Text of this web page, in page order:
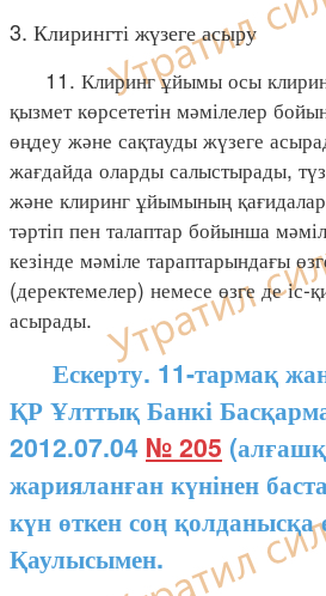
3. Клирингті жүзеге асыру
11. Клиринг ұйымы осы
қызмет көрсететін мәмілелер
өңдеу және сақтауды жүзеге
жағдайда оларды салыстырады,
және клиринг ұйымының
тәртіп пен талаптар бойынша
кезінде мәміле тараптарындағы
(деректемелер) немесе өзге де
асырады.
Ескерту. 11-тармақ
ҚР Ұлттық Банкі
2012.07.04 № 205
жарияланған күнінен
күн өткен соң қолданысқа
Қаулысымен.